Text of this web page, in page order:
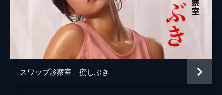
スワップ診察室 蜜しぶき